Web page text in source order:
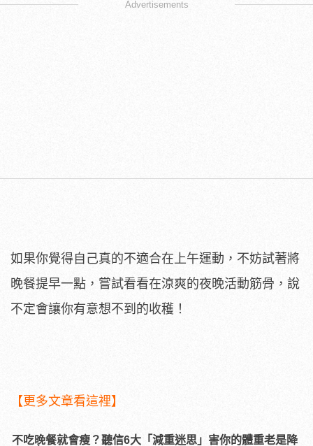
Advertisements
如果你覺得自己真的不適合在上午運動，不妨試著將
晚餐提早一點，嘗試看看在涼爽的夜晚活動筋骨，說
不定會讓你有意想不到的收穫！
【更多文章看這裡】
不吃晚餐就會瘦？聽信6大「減重迷思」害你的體重老是降